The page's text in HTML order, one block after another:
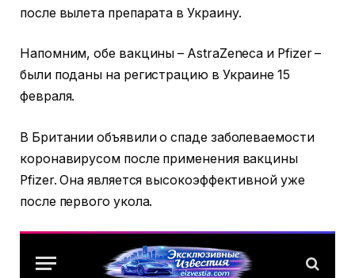
после вылета препарата в Украину.
Напомним, обе вакцины – AstraZeneca и Pfizer –
были поданы на регистрацию в Украине 15
февраля.
В Британии объявили о спаде заболеваемости
коронавирусом после применения вакцины
Pfizer. Она является высокоэффективной уже
после первого укола.